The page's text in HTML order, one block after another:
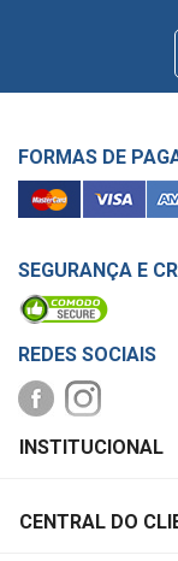
FORMAS DE
SEGURANÇA E
REDES SOCIAIS
PAGAMENTO
INSTITUCIONAL
CENTRAL DO